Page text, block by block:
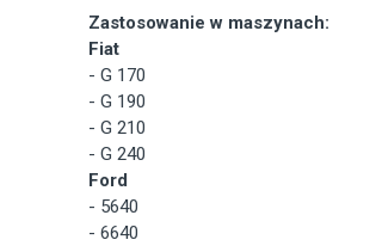
Zastosowanie w maszynach:
Fiat
- G 170
- G 190
- G 210
- G 240
Ford
- 5640
- 6640